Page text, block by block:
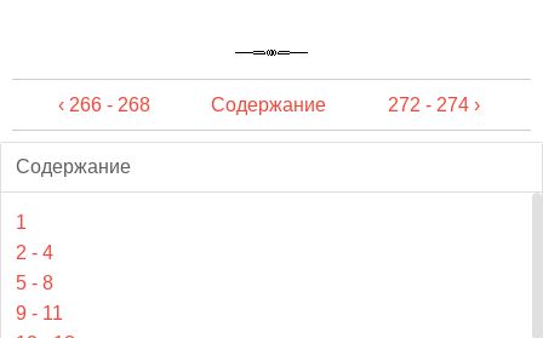
‹ 266 - 268 Содержание 272 - 274 ›
Содержание
1
2 - 4
5 - 8
9 - 11